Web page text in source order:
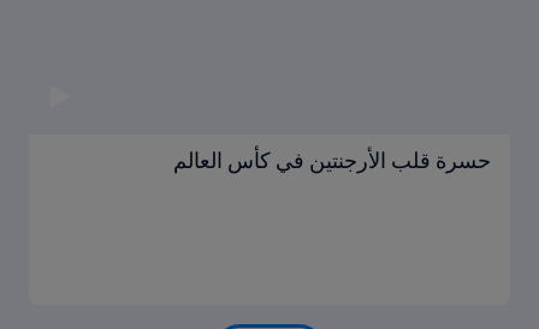
حسرة قلب الأرجنتين في كأس العالم